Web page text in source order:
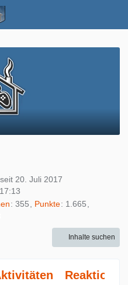
20. Juli 2017
355 Punkte
1.665
Inhalte suchen
Reaktionen